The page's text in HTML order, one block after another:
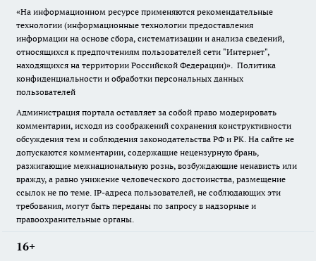
«На информационном ресурсе применяются рекомендательные
технологии (информационные технологии предоставления
информации на основе сбора, систематизации и анализа сведений,
относящихся к предпочтениям пользователей сети "Интернет",
находящихся на территории Российской Федерации)». Политика
конфиденциальности и обработки персональных данных
пользователей
Администрация портала оставляет за собой право модерировать
комментарии, исходя из соображений сохранения конструктивности
обсуждения тем и соблюдения законодательства РФ и РК. На сайте не
допускаются комментарии, содержащие нецензурную брань,
разжигающие межнациональную рознь, возбуждающие ненависть или
вражду, а равно унижение человеческого достоинства, размещение
ссылок не по теме. IP-адреса пользователей, не соблюдающих эти
требования, могут быть переданы по запросу в надзорные и
правоохранительные органы.
16+